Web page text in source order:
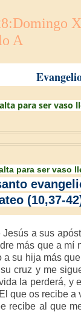
A
para ser vaso
para ser vaso
(10,37-
a sus
más que a mí
a su hija más
cruz y me
la perderá, y
que os recibe a
recibe al que